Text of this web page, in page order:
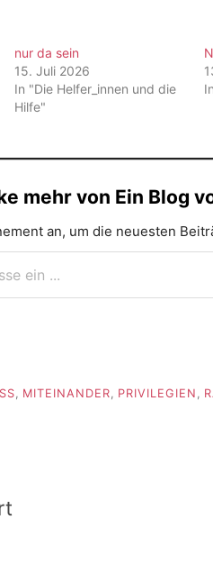
nur da sein
15. Juli 2026
In "Die Helfer_innen und die
Hilfe"
mehr von Ein Blog
an, um die neuesten
, MITEINANDER, PRIVILEGIEN ,